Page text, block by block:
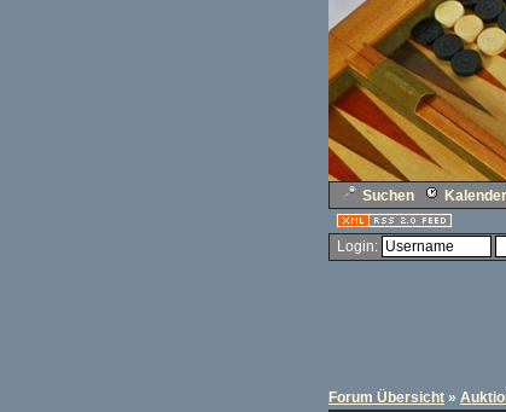
Suchen Kalender
Login:
Forum Übersicht »